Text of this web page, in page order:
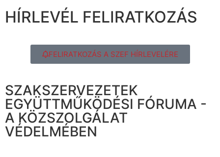
HÍRLEVÉL FELIRATKOZÁS
FELIRATKOZÁS A SZEF HÍRLEVELÉRE
SZAKSZERVEZETEK
EGYÜTTMŰKÖDÉSI FÓRUMA -
A KÖZSZOLGÁLAT
VÉDELMÉBEN